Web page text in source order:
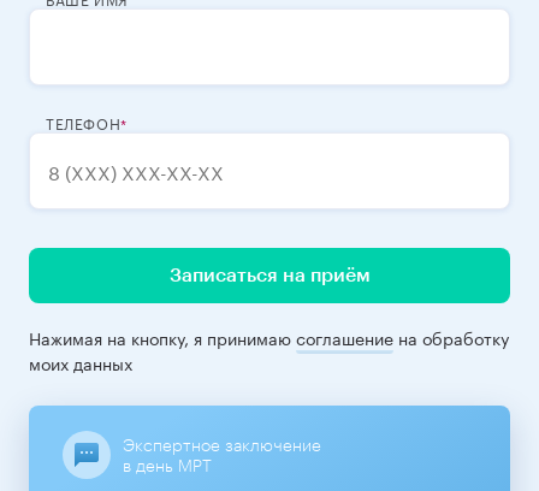
ТЕЛЕФОН
Записаться на приём
Нажимая на кнопку, я принимаюсоглашение на обработку
моих данных
Экспертное заключение
в день МРТ